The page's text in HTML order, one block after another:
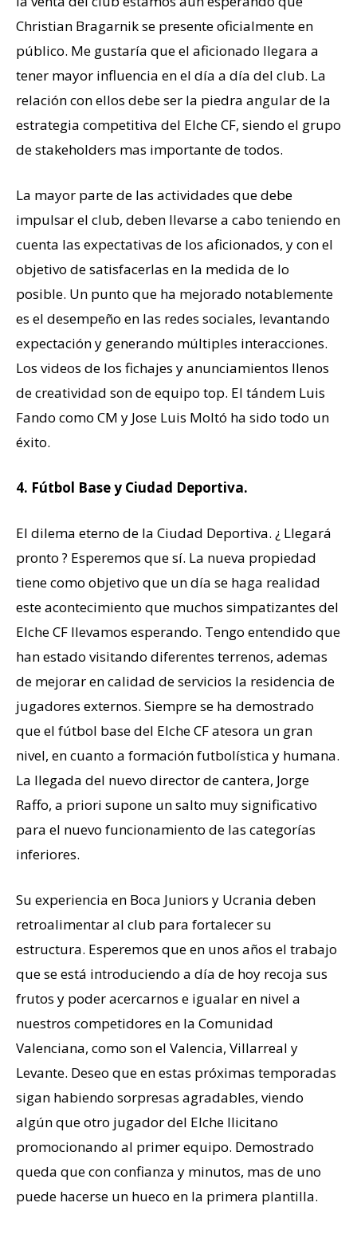
Christian Bragarnik se presente oficialmente en
público. Me gustaría que el aficionado llegara a
tener mayor influencia en el día a día del club. La
relación con ellos debe ser la piedra angular de la
estrategia competitiva del Elche CF, siendo el grupo
de stakeholders mas importante de todos.
La mayor parte de las actividades que debe
impulsar el club, deben llevarse a cabo teniendo en
cuenta las expectativas de los aficionados, y con el
objetivo de satisfacerlas en la medida de lo
posible. Un punto que ha mejorado notablemente
es el desempeño en las redes sociales, levantando
expectación y generando múltiples interacciones.
Los videos de los fichajes y anunciamientos llenos
de creatividad son de equipo top. El tándem Luis
Fando como CM y Jose Luis Moltó ha sido todo un
éxito.
4. Fútbol Base y Ciudad Deportiva.
El dilema eterno de la Ciudad Deportiva. ¿ Llegará
pronto ? Esperemos que sí. La nueva propiedad
tiene como objetivo que un día se haga realidad
este acontecimiento que muchos simpatizantes del
Elche CF llevamos esperando. Tengo entendido que
han estado visitando diferentes terrenos, ademas
de mejorar en calidad de servicios la residencia de
jugadores externos. Siempre se ha demostrado
que el fútbol base del Elche CF atesora un gran
nivel, en cuanto a formación futbolística y humana.
La llegada del nuevo director de cantera, Jorge
Raffo, a priori supone un salto muy significativo
para el nuevo funcionamiento de las categorías
inferiores.
Su experiencia en Boca Juniors y Ucrania deben
retroalimentar al club para fortalecer su
estructura. Esperemos que en unos años el trabajo
que se está introduciendo a día de hoy recoja sus
frutos y poder acercarnos e igualar en nivel a
nuestros competidores en la Comunidad
Valenciana, como son el Valencia, Villarreal y
Levante. Deseo que en estas próximas temporadas
sigan habiendo sorpresas agradables, viendo
algún que otro jugador del Elche Ilicitano
promocionando al primer equipo. Demostrado
queda que con confianza y minutos, mas de uno
puede hacerse un hueco en la primera plantilla.